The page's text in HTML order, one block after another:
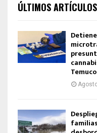
ÚLTIMOS ARTÍCULOS
Temuco